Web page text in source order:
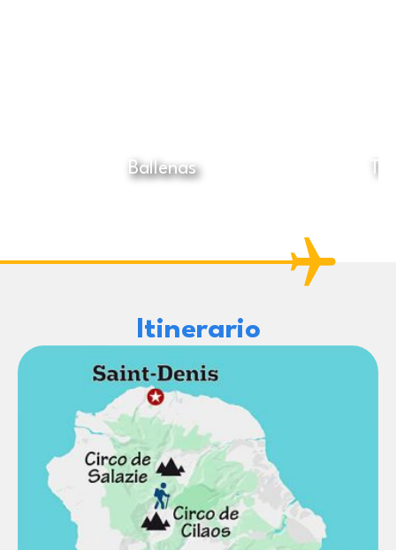
Ballenas
Itinerario